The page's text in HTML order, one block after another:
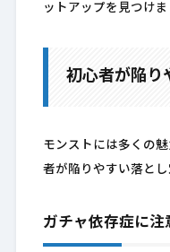
ットアップを見つけま
初心者が陥り
モンストには多くの
者が陥りやすい落とし
ガチャ依存症に注